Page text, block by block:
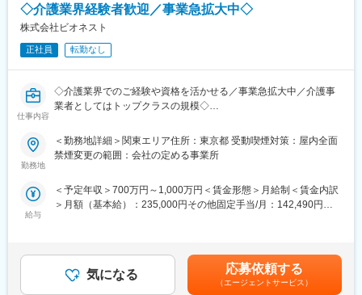
・シフト作成
■働き方
・就業時間はシフト勤務の交代制で、6:00～15:00／11:30～
・お客様に密なサービスが提供できるよう余裕を持った人員配置
をしているため、お休みの日の緊急対応や出勤は基本発生しませ
・完全シフト制ですが月10日程度の休日を設定しており、年間休
日は120日となっております。又希望休も月3回取得でき、土日休
■魅力
・緑豊かな日本庭園が窓一面に広がる、明るく和やかな雰囲気の
入居者の方の7割は介護が必要なく、10年・20年と長期間居住す
る方が多いです。居住者様と日々のコミュニケーションを積み重
ねることで生まれる「本当のおもてなし」を身につけることが出
◇介護業界経験者歓迎／事業急拡大中◇
株式会社ビオネスト
正社員 転勤なし
仕事内容
◇介護業界でのご経験や資格を活かせる／事業急拡大中／介護事
業者としてはトップクラスの規模◇
■業務内容：
大阪、兵庫を中心に全国で介護事業・医療事業・障がい福祉事業
などを幅広く手がけている当社にて、「エリアマネージャー」と
ます。
・看護師・セラピストの採用・管理・教育・離職防止
・ご利用者フォロー、営業数値・債権管理などステーション運営
勤務地
＜勤務地詳細＞関東エリア住所：東京都 受動喫煙対策：屋内全面
禁煙変更の範囲：会社の定める事業所
給与
＜予定年収＞700万円～1,000万円＜賃金形態＞月給制＜賃金内訳
＞月額（基本給）：235,000円その他固定手当/月：142,490円固
収：50万×14回支給※入社月により初回賞与は支給要件あり■賞与
実績：年2回（1回支給実績50万～）賃金はあくまでも目安の金額
であり、選考を通じて上下する可能性があります。月給(月額)は固
気になる 応募依頼する
（エージェントサービス）